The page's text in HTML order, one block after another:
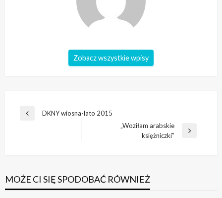
Zobacz wszystkie wpisy
Nawigacja
Poprzedni
DKNY wiosna-lato 2015
„Woziłam arabskie
księżniczki”
MOŻE CI SIĘ SPODOBAĆ RÓWNIEŻ